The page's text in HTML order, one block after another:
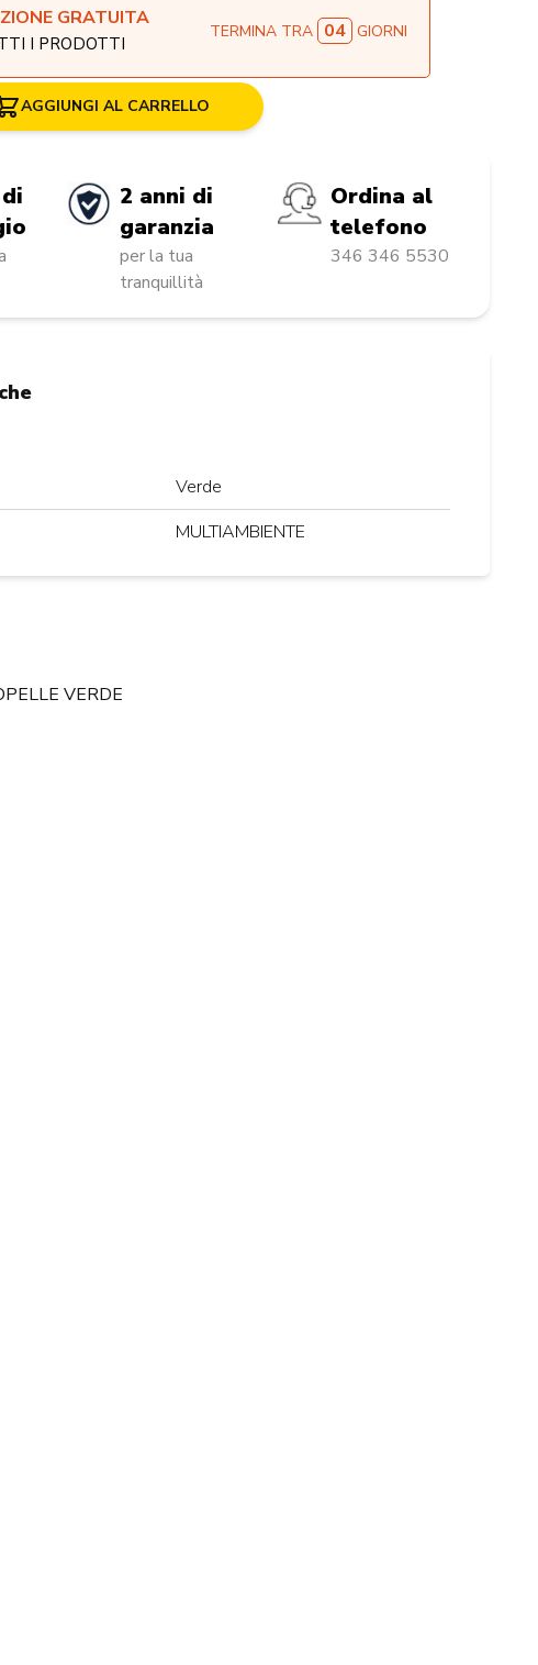
GRATUITA
I PRODOTTI
TERMINA TRA 04 GIORNI
AGGIUNGI AL CARRELLO
2 anni di
garanzia
per la tua
tranquillità
Ordina al
telefono
346 346 5530
Verde
MULTIAMBIENTE
VERDE